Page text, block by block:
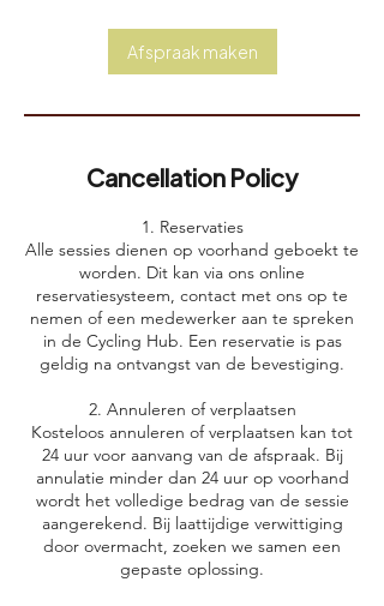
i
Afspraak maken
Cancellation Policy
1. Reservaties
Alle sessies dienen op voorhand geboekt te
worden. Dit kan via ons online
reservatiesysteem, contact met ons op te
nemen of een medewerker aan te spreken
in de Cycling Hub. Een reservatie is pas
geldig na ontvangst van de bevestiging.
2. Annuleren of verplaatsen
Kosteloos annuleren of verplaatsen kan tot
24 uur voor aanvang van de afspraak. Bij
annulatie minder dan 24 uur op voorhand
wordt het volledige bedrag van de sessie
aangerekend. Bij laattijdige verwittiging
door overmacht, zoeken we samen een
gepaste oplossing.